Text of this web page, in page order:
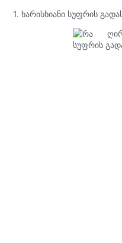
1. ხარისხიანი სუფრის